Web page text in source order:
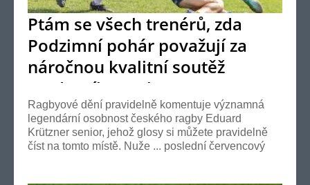
Ptám se všech trenérů, zda
Podzimní pohár považují za
náročnou kvalitní soutěž
moderního ragby ?
Ragbyové dění pravidelně komentuje významná
legendární osobnost českého ragby Eduard
Krützner senior, jehož glosy si můžete pravidelně
číst na tomto místě. Nuže ... poslední červencový